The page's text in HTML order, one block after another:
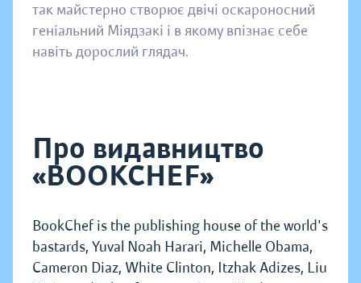
так майстерно створює двічі оскароносний
геніальний Міядзакі і в якому впізнає себе
навіть дорослий глядач.
Про видавництво
«BOOKCHEF»
BookChef is the publishing house of the world's
bastards, Yuval Noah Harari, Michelle Obama,
Cameron Diaz, White Clinton, Itzhak Adizes, Liu